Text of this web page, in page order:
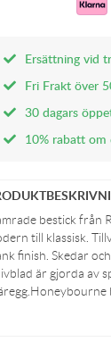
Ersättning vid
Fri Frakt över
30 dagars
10% rabatt om
bestick från
till klassisk.
finish. Skedar
är gjorda av